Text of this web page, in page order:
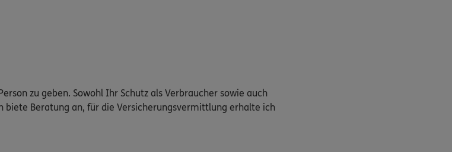
zu geben. Sowohl Ihr Schutz als Verbraucher sowie auch
biete Beratung an, für die Versicherungsvermittlung erhalte ich